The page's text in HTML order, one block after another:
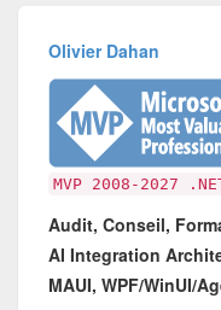
Olivier Dahan
MVP 2008-2027
Audit, Conseil,
AI Integration
MAUI, WPF/WinUI/